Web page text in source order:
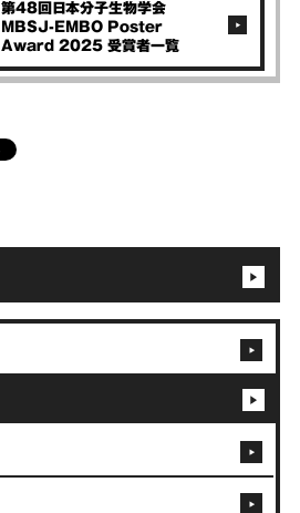
第48回日本分子生物学会
MBSJ-EMBO Poster
Award 2025 受賞者一覧